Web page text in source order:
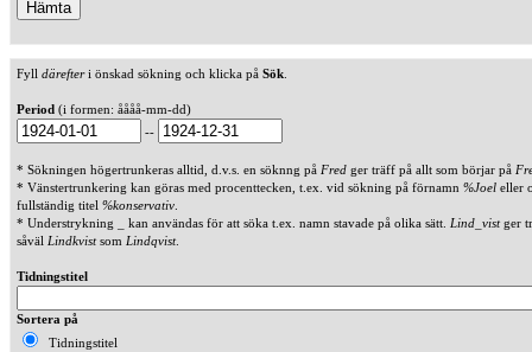
Fyll därefteri önskad sökning och klicka på Sök
Period (i formen: åååå-mm-dd)
--
* Sökningen högertrunkeras alltid, d.v.s. en söknng på Fred ger träff på allt som börjar på
* Vänstertrunkering kan göras med procenttecken, t.ex. vid sökning på förnamn %Joel eller
fullständig titel %konservativ
* Understrykning _ kan användas för att söka t.ex. namn stavade på olika sätt. Lind_vistger
såväl Lindkvistsom Lindqvist.
Tidningstitel
Sortera på
Tidningstitel